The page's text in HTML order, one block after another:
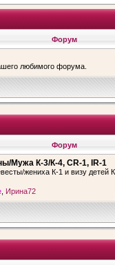
Форум
любимого форума.
Форум
Мужа К-3/К-4, CR-1, IR-1
жениха К-1 и визу
Ирина72